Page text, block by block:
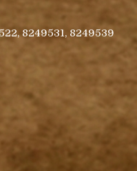
8249531, 8249539